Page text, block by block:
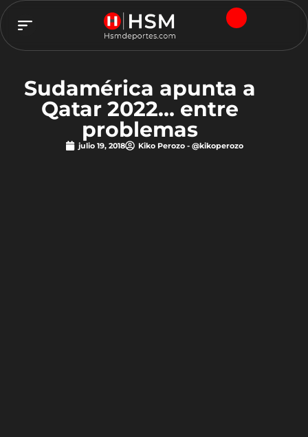
Sudamérica apunta a
Qatar 2022… entre
problemas
julio 19, 2018 Kiko Perozo - @kikoperozo